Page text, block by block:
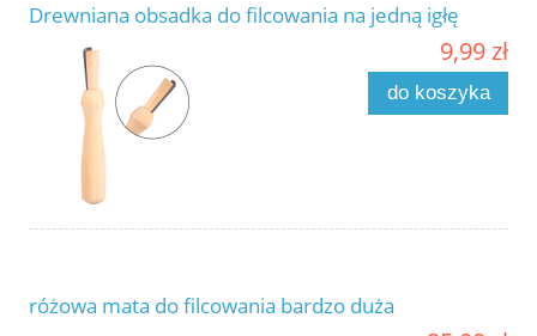
Drewniana obsadka do filcowania na jedną igłę
9,99 zł
do koszyka
różowa mata do filcowania bardzo duża